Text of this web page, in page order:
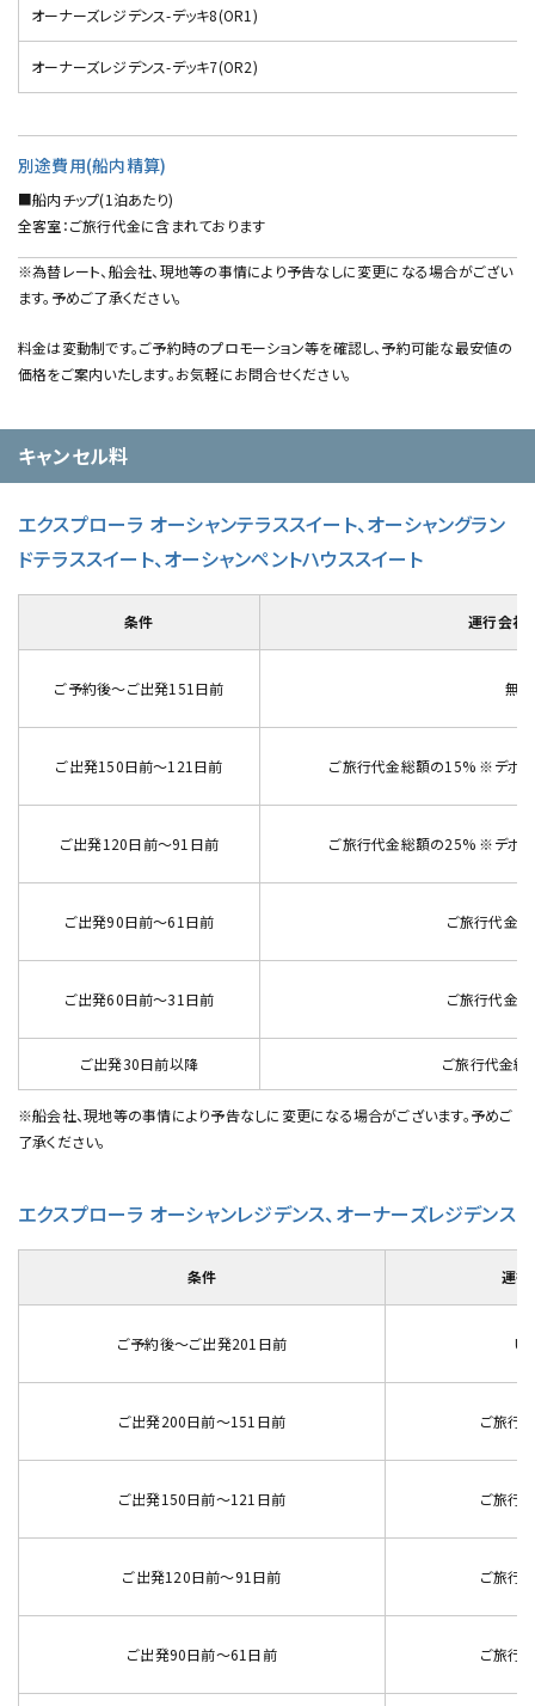
オーナーズレジデンス-デッキ8(OR1)
オーナーズレジデンス-デッキ7(OR2)
別途費用(船内精算)
■船内チップ(1泊あたり)
全客室：ご旅行代金に含まれております
※為替レート、船会社、現地等の事情により予告なしに変更になる場合がござい
ます。予めご了承ください。
料金は変動制です。ご予約時のプロモーション等を確認し、予約可能な最安値の
価格をご案内いたします。お気軽にお問合せください。
キャンセル料
エクスプローラ オーシャンテラススイート、オーシャングラン
ドテラススイート、オーシャンペントハウススイート
条件 運行会社
ご予約後～ご出発151日前 無料
ご出発150日前～121日前 ご旅行代金総額の15% ※デポ
ご出発120日前～91日前 ご旅行代金総額の25% ※デポ
ご出発90日前～61日前 ご旅行代金
ご出発60日前～31日前 ご旅行代金
ご出発30日前以降 ご旅行代金
※船会社、現地等の事情により予告なしに変更になる場合がございます。予めご
了承ください。
エクスプローラ オーシャンレジデンス、オーナーズレジデンス
条件 運行
ご予約後～ご出発201日前
ご出発200日前～151日前 ご旅行
ご出発150日前～121日前 ご旅行
ご出発120日前～91日前 ご旅行
ご出発90日前～61日前 ご旅行